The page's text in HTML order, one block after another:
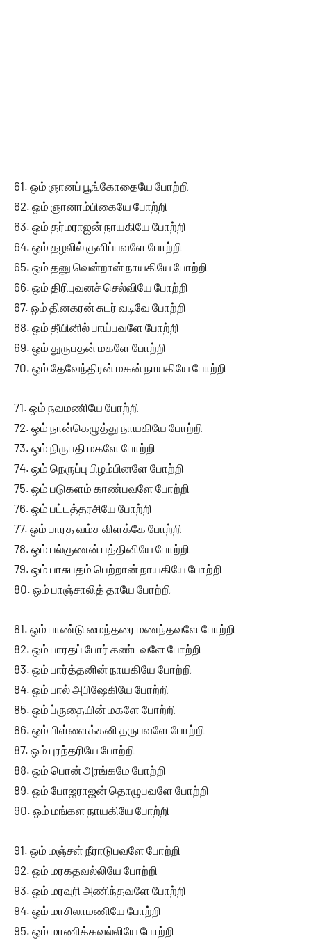
61. ஒம் ஞானப் பூங்கோதையே போற்றி
62. ஒம் ஞானாம்பிகையே போற்றி
63. ஒம் தர்மராஜன் நாயகியே போற்றி
64. ஒம் தழலில் குளிப்பவளே போற்றி
65. ஒம் தனு வென்றான் நாயகியே போற்றி
66. ஒம் திரிபுவனச் செல்வியே போற்றி
67. ஒம் தினகரன் சுடர் வடிவே போற்றி
68. ஒம் தீயினில் பாய்பவளே போற்றி
69. ஒம் துருபதன் மகளே போற்றி
70. ஒம் தேவேந்திரன் மகன் நாயகியே போற்றி
71. ஒம் நவமணியே போற்றி
72. ஒம் நான்கெழுத்து நாயகியே போற்றி
73. ஒம் நிருபதி மகளே போற்றி
74. ஒம் நெருப்பு பிழம்பினளே போற்றி
75. ஒம் படுகளம் காண்பவளே போற்றி
76. ஒம் பட்டத்தரசியே போற்றி
77. ஒம் பாரத வம்ச விளக்கே போற்றி
78. ஒம் பல்குணன் பத்தினியே போற்றி
79. ஒம் பாசுபதம் பெற்றான் நாயகியே போற்றி
80. ஒம் பாஞ்சாலித் தாயே போற்றி
81. ஒம் பாண்டு மைந்தரை மணந்தவளே போற்றி
82. ஒம் பாரதப் போர் கண்டவளே போற்றி
83. ஒம் பார்த்தனின் நாயகியே போற்றி
84. ஒம் பால் அபிஷேகியே போற்றி
85. ஒம் ப்ருதையின் மகளே போற்றி
86. ஒம் பிள்ளைக்கனி தருபவளே போற்றி
87. ஒம் புரந்தரியே போற்றி
88. ஒம் பொன் அரங்கமே போற்றி
89. ஒம் போஜராஜன் தொழுபவளே போற்றி
90. ஒம் மங்கள நாயகியே போற்றி
91. ஒம் மஞ்சள் நீராடுபவளே போற்றி
92. ஒம் மரகதவல்லியே போற்றி
93. ஒம் மரவுரி அணிந்தவளே போற்றி
94. ஒம் மாசிலாமணியே போற்றி
95. ஒம் மாணிக்கவல்லியே போற்றி